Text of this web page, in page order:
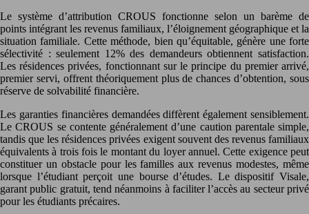
Le système d’attribution CROUS fonctionne selon un barème de
points intégrant les revenus familiaux, l’éloignement géographique et la
situation familiale. Cette méthode, bien qu’équitable, génère une forte
sélectivité : seulement 12% des demandeurs obtiennent satisfaction.
Les résidences privées, fonctionnant sur le principe du premier arrivé,
premier servi, offrent théoriquement plus de chances d’obtention, sous
réserve de solvabilité financière.
Les garanties financières demandées diffèrent également sensiblement.
Le CROUS se contente généralement d’une caution parentale simple,
tandis que les résidences privées exigent souvent des revenus familiaux
équivalents à trois fois le montant du loyer annuel. Cette exigence peut
constituer un obstacle pour les familles aux revenus modestes, même
lorsque l’étudiant perçoit une bourse d’études. Le dispositif Visale,
garant public gratuit, tend néanmoins à faciliter l’accès au secteur privé
pour les étudiants précaires.